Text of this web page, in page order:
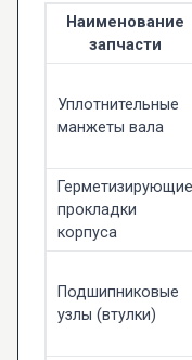
Наименование
запчасти
Уплотнительные
манжеты вала
Герметизирующие
прокладки
корпуса
Подшипниковые
узлы (втулки)